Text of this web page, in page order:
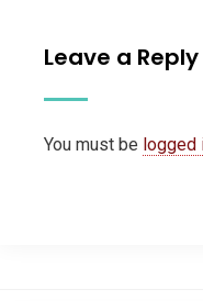
Leave a Reply
You must be logged